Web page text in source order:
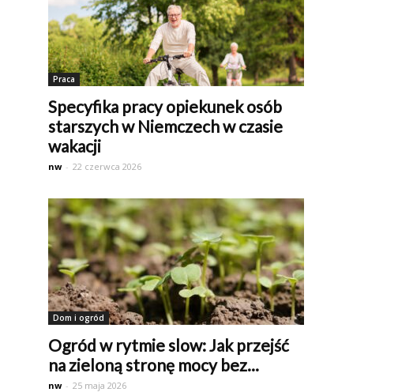
Praca
Specyfika pracy opiekunek osób
starszych w Niemczech w czasie
wakacji
nw - 22 czerwca 2026
Dom i ogród
Ogród w rytmie slow: Jak przejść
na zieloną stronę mocy bez...
nw - 25 maja 2026